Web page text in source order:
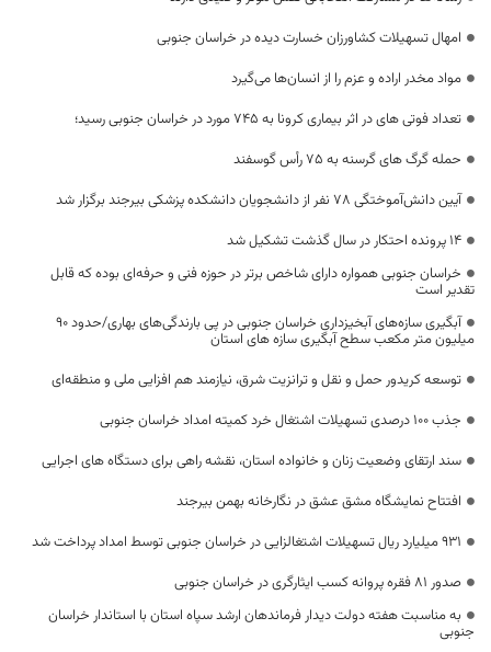
امهال تسهیلات کشاورزان خسارت دیده در خراسان جنوبی
مواد مخدر اراده و عزم را از انسان‌ها می‌گیرد
تعداد فوتی های در اثر بیماری کرونا به 745 مورد در خراسان جنوبی رسید؛
حمله گرگ های گرسنه به 75 رأس گوسفند
آیین دانش‌آموختگی ۷۸ نفر از دانشجویان دانشکده پزشکی بیرجند برگزار شد
۱۴ پرونده احتکار در سال گذشت تشکیل شد
خراسان جنوبی همواره دارای شاخص برتر در حوزه فنی و حرفه‌ای بوده که قابل
تقدیر است
آبگیری سازه‌های آبخیزداری خراسان جنوبی در پی بارندگی‌های بهاری/حدود ۹۰
میلیون متر مکعب سطح آبگیری سازه های استان
توسعه کریدور حمل و نقل و ترانزیت شرق، نیازمند هم افزایی ملی و منطقه‌ای
جذب ۱۰۰ درصدی تسهیلات اشتغال خرد کمیته امداد خراسان جنوبی
سند ارتقای وضعیت زنان و خانواده استان، نقشه راهی برای دستگاه های اجرایی
افتتاح نمایشگاه مشق عشق در نگارخانه بهمن بیرجند
۹۳۱ میلیارد ریال تسهیلات اشتغالزایی در خراسان جنوبی توسط امداد پرداخت شد
صدور 81 فقره پروانه کسب ایثارگری در خراسان جنوبی
به مناسبت هفته دولت دیدار فرماندهان ارشد سپاه استان با استاندار خراسان
جنوبی